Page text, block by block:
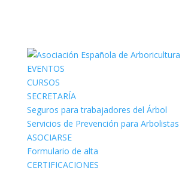
EVENTOS
CURSOS
SECRETARÍA
Seguros para trabajadores del Árbol
Servicios de Prevención para Arbolistas
ASOCIARSE
Formulario de alta
CERTIFICACIONES